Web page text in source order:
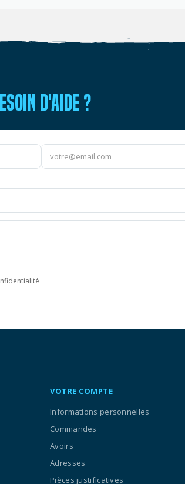
D'AIDE ?
VOTRE COMPTE
Informations personnelles
Commandes
Avoirs
Adresses
Pièces justificatives